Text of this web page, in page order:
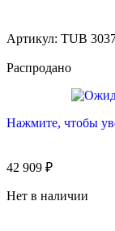
Артикул: TUB
Распродано
Нажмите, чтобы
42 909 ₽
Нет в наличии